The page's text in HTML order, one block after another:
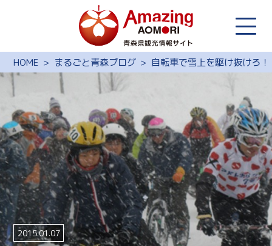
HOME まるごと青森ブログ 自転車で雪上を駆け抜けろ
2015.01.07